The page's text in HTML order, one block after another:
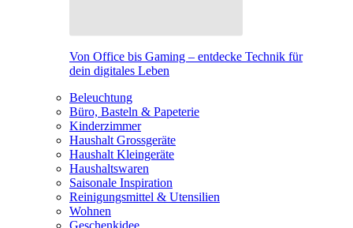
Von Office bis Gaming – entdecke Technik für
dein digitales Leben
Beleuchtung
Büro, Basteln & Papeterie
Kinderzimmer
Haushalt Grossgeräte
Haushalt Kleingeräte
Haushaltswaren
Saisonale Inspiration
Reinigungsmittel & Utensilien
Wohnen
Geschenkidee